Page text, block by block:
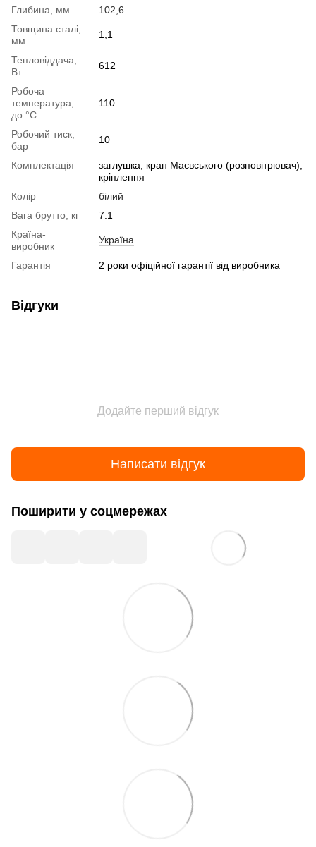
Глибина, мм
102,6
Товщина сталі,
мм
1,1
Тепловіддача,
Вт
612
Робоча
температура,
до °С
110
Робочий тиск,
бар
10
Комплектація
заглушка, кран Маєвського (розповітрювач),
кріплення
Колір
білий
Вага брутто, кг
7.1
Країна-
виробник
Україна
Гарантія 2 роки офіційної гарантії від виробника
Відгуки
Додайте перший відгук
Написати відгук
Поширити у соцмережах